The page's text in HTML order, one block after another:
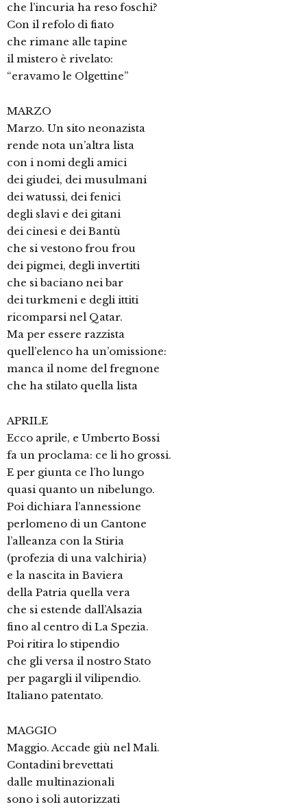
che l’incuria ha reso foschi?
Con il refolo di fiato
che rimane alle tapine
il mistero è rivelato:
“eravamo le Olgettine”
MARZO
Marzo. Un sito neonazista
rende nota un’altra lista
con i nomi degli amici
dei giudei, dei musulmani
dei watussi, dei fenici
degli slavi e dei gitani
dei cinesi e dei Bantù
che si vestono frou frou
dei pigmei, degli invertiti
che si baciano nei bar
dei turkmeni e degli ittiti
ricomparsi nel Qatar.
Ma per essere razzista
quell’elenco ha un’omissione:
manca il nome del fregnone
che ha stilato quella lista
APRILE
Ecco aprile, e Umberto Bossi
fa un proclama: ce li ho grossi.
E per giunta ce l’ho lungo
quasi quanto un nibelungo.
Poi dichiara l’annessione
perlomeno di un Cantone
l’alleanza con la Stiria
(profezia di una valchiria)
e la nascita in Baviera
della Patria quella vera
che si estende dall’Alsazia
fino al centro di La Spezia.
Poi ritira lo stipendio
che gli versa il nostro Stato
per pagargli il vilipendio.
Italiano patentato.
MAGGIO
Maggio. Accade giù nel Mali.
Contadini brevettati
dalle multinazionali
sono i soli autorizzati